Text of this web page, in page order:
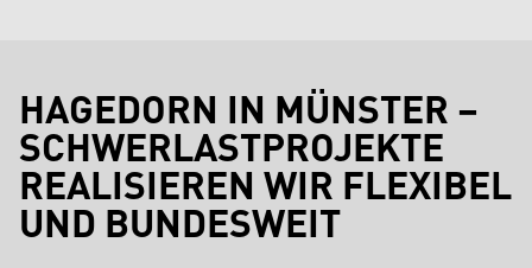
HAGEDORN IN MÜNSTER –
SCHWERLASTPROJEKTE
REALISIEREN WIR FLEXIBEL
UND BUNDESWEIT